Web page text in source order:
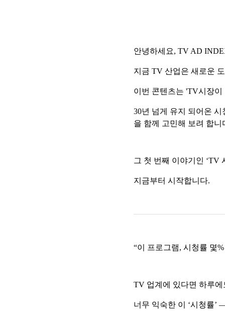
안녕하세요, TV AD
지금 TV 산업은 새로운
이번 콘텐츠는 'TV시장
30년 넘게 유지 되어온
을 함께 고민해 보려 합니
그 첫 번째 이야기인 ‘TV
지금부터 시작합니다.
“이 프로그램, 시청률 몇
TV 업계에 있다면 하루
너무 익숙한 이 ‘시청률’